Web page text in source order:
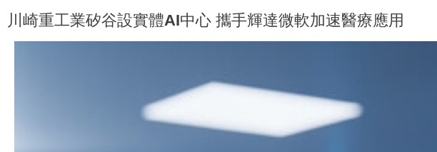
川崎重工業矽谷設實體AI中心 攜手輝達微軟加速醫療應用